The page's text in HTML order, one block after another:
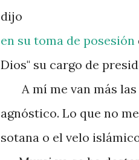
dijo
en su toma de posesión
Dios" su cargo de
A mí me van más las
agnóstico. Lo que no
sotana o el velo